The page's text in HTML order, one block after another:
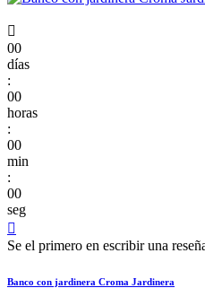

00
días
:
00
horas
:
00
min
:
00
seg

Se el primero en escribir una
Banco con jardinera Croma Jardinera